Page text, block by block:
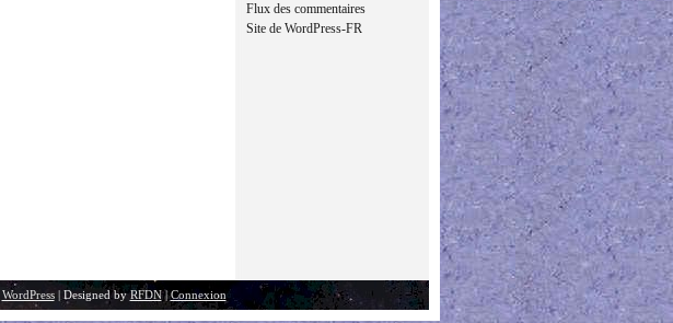
Flux des commentaires
Site de WordPress-FR
WordPress| Designed byRFDN|Connexion